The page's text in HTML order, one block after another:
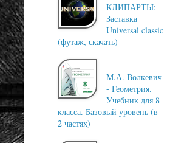
КЛИПАРТЫ:
Заставка
Universal classic
(футаж, скачать)
М.А. Волкевич
- Геометрия.
Учебник для 8
класса. Базовый уровень (в
2 частях)